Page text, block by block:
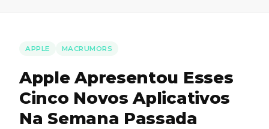
APPLE MACRUMORS
Apple Apresentou Esses
Cinco Novos Aplicativos
Na Semana Passada